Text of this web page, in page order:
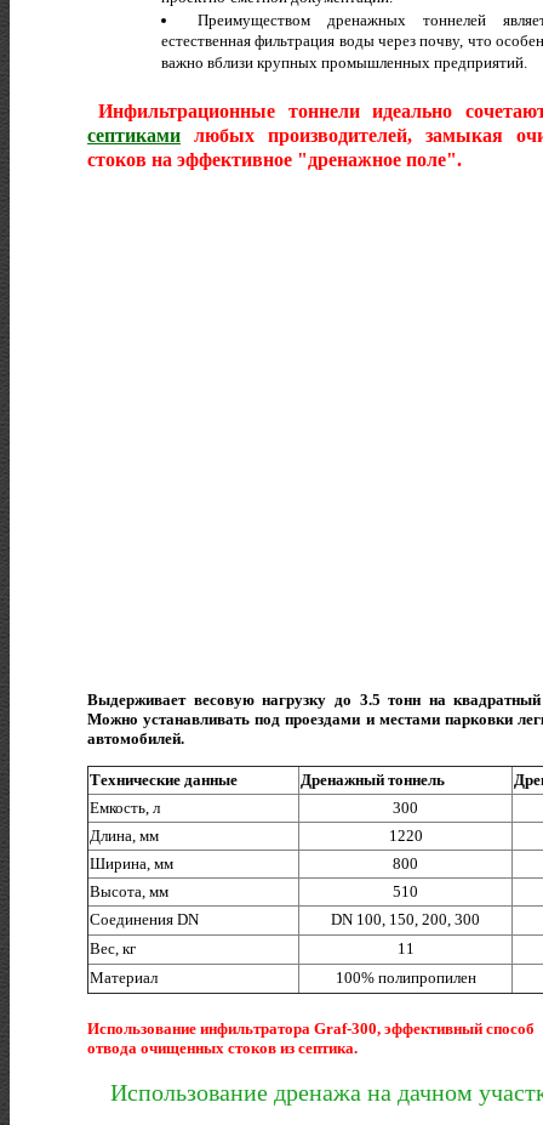
Преимуществом дренажных тоннелей
естественная фильтрация воды через почву, что
важно вблизи крупных промышленных предприятий.
Инфильтрационные тоннели идеально
септиками любых производителей, замыкая
стоков на эффективное "дренажное поле".
Выдерживает весовую нагрузку до 3.5 тонн на
Можно устанавливать под проездами и местами парковки
автомобилей.
Технические данные Дренажный тоннель
Емкость, л
300
Длина, мм
1220
Ширина, мм
800
Высота, мм
510
Соединения DN
DN 100, 150, 200, 300
Вес, кг
11
Материал
100% полипропилен
Использование инфильтратора Graf-300, эффективный способ
отвода очищенных стоков из септика.
Использование дренажа на дачном